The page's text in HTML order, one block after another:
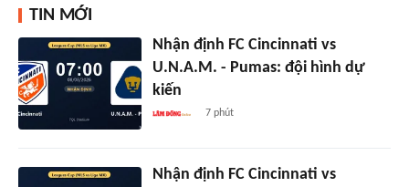
TIN MỚI
Nhận định FC Cincinnati vs
U.N.A.M. - Pumas: đội hình dự
kiến
7 phút
Nhận định FC Cincinnati vs